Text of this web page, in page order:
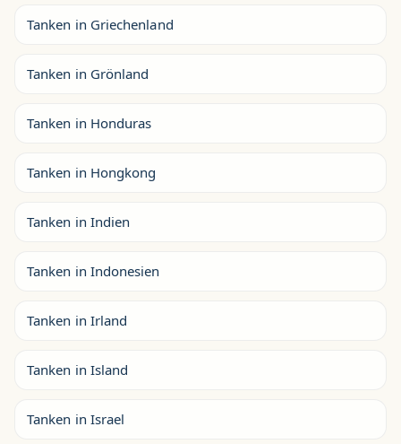
Tanken in Griechenland
Tanken in Grönland
Tanken in Honduras
Tanken in Hongkong
Tanken in Indien
Tanken in Indonesien
Tanken in Irland
Tanken in Island
Tanken in Israel